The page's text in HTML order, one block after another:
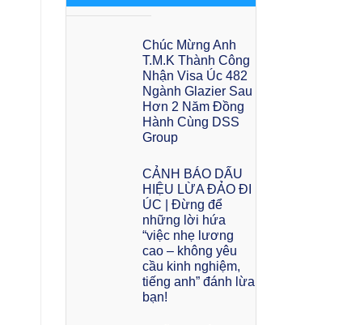
Chúc Mừng Anh
T.M.K Thành Công
Nhận Visa Úc 482
Ngành Glazier Sau
Hơn 2 Năm Đồng
Hành Cùng DSS
Group
CẢNH BÁO DẤU
HIỆU LỪA ĐẢO ĐI
ÚC | Đừng để
những lời hứa
“việc nhẹ lương
cao – không yêu
cầu kinh nghiệm,
tiếng anh” đánh lừa
bạn!